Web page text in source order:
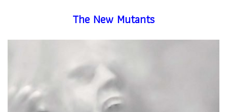
The New Mutants